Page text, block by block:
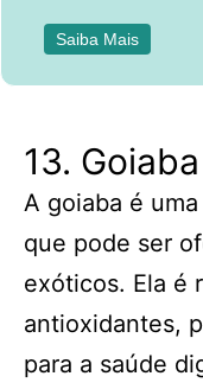
Saiba Mais
13. Goiaba
A goiaba é
que pode ser
exóticos. Ela é
antioxidantes,
para a saúde